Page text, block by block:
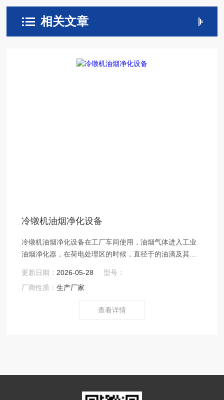
相关文章
冷镦机油烟净化设备
冷镦机油烟净化设备在工厂车间使用，油烟气体进入工业
油烟净化器，在荷电处理区的时候，直径于的油滴及其它
细微颗粒油滴及气味分子去除的作用好，可实现目测无油
烟的效果。
更新日期： 2026-05-28
型号：
厂商性质：生产厂家
查看详情